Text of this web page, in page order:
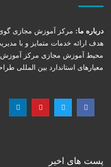
درباره ما: مرکز آموزش مجازی گوی
هدف ارائه خدمات متمایز و با
محیط آموزش مجازی مرکز
معیارهای استاندارد بین المللی
پست های اخیر